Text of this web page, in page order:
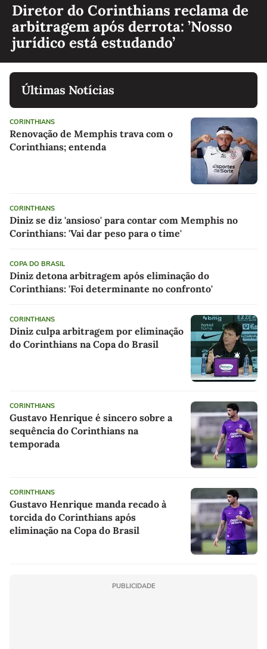
Diretor do Corinthians reclama de
arbitragem após derrota: ’Nosso
jurídico está estudando’
Últimas Notícias
CORINTHIANS
Renovação de Memphis trava com o
Corinthians; entenda
CORINTHIANS
Diniz se diz 'ansioso' para contar com Memphis no
Corinthians: 'Vai dar peso para o time'
COPA DO BRASIL
Diniz detona arbitragem após eliminação do
Corinthians: 'Foi determinante no confronto'
CORINTHIANS
Diniz culpa arbitragem por eliminação
do Corinthians na Copa do Brasil
CORINTHIANS
Gustavo Henrique é sincero sobre a
sequência do Corinthians na
temporada
CORINTHIANS
Gustavo Henrique manda recado à
torcida do Corinthians após
eliminação na Copa do Brasil
PUBLICIDADE